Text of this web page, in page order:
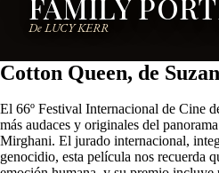
De LUCY KERR
Cotton Queen, de
El 66º Festival Internacional de Cine
más audaces y originales del
Mirghani. El jurado internacional,
genocidio, esta película nos recuerda